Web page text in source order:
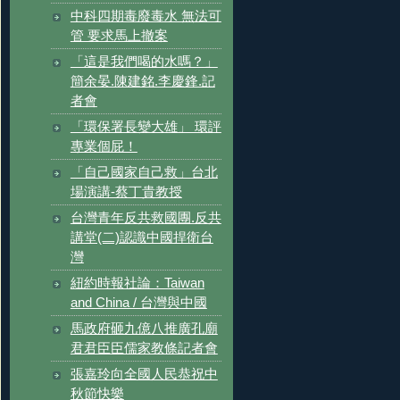
中科四期毒廢毒水 無法可
管 要求馬上撤案
「這是我們喝的水嗎？」
簡余晏.陳建銘.李慶鋒.記
者會
「環保署長變大雄」 環評
專業個屁！
「自己國家自己救」台北
場演講-蔡丁貴教授
台灣青年反共救國團.反共
講堂(二)認識中國捍衛台
灣
紐約時報社論：Taiwan
and China / 台灣與中國
馬政府砸九億八推廣孔廟
君君臣臣儒家教條記者會
張嘉玲向全國人民恭祝中
秋節快樂